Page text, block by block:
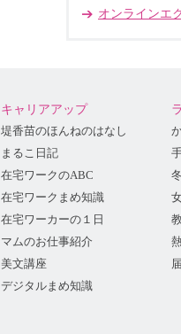
オンラインエ
キャリアアップ
堤香苗のほんねのはなし
まるこ日記
在宅ワークのABC
在宅ワークまめ知識
在宅ワーカーの１日
マムのお仕事紹介
美文講座
デジタルまめ知識